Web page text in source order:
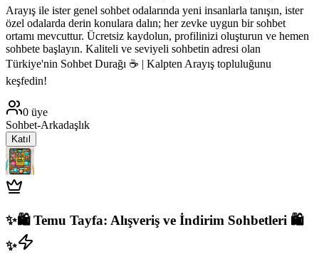
Arayış ile ister genel sohbet odalarında yeni insanlarla tanışın, ister
özel odalarda derin konulara dalın; her zevke uygun bir sohbet
ortamı mevcuttur. Ücretsiz kaydolun, profilinizi oluşturun ve hemen
sohbete başlayın. Kaliteli ve seviyeli sohbetin adresi olan
Türkiye'nin Sohbet Durağı ☕ | Kalpten Arayış topluluğunu
keşfedin!
0 üye
Sohbet-Arkadaşlık
Katıl
✨🛍️ Temu Tayfa: Alışveriş ve İndirim Sohbetleri 🛍️
✨